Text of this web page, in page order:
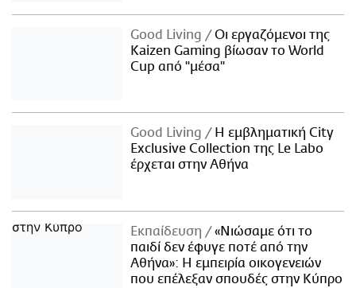
Good Living
Οι εργαζόμενοι της
Kaizen Gaming βίωσαν το World
Cup από "μέσα"
Good Living
Η εμβληματική City
Exclusive Collection της Le Labo
έρχεται στην Αθήνα
Εκπαίδευση
«Νιώσαμε ότι το
παιδί δεν έφυγε ποτέ από την
Αθήνα»: Η εμπειρία οικογενειών
που επέλεξαν σπουδές στην Κύπρο